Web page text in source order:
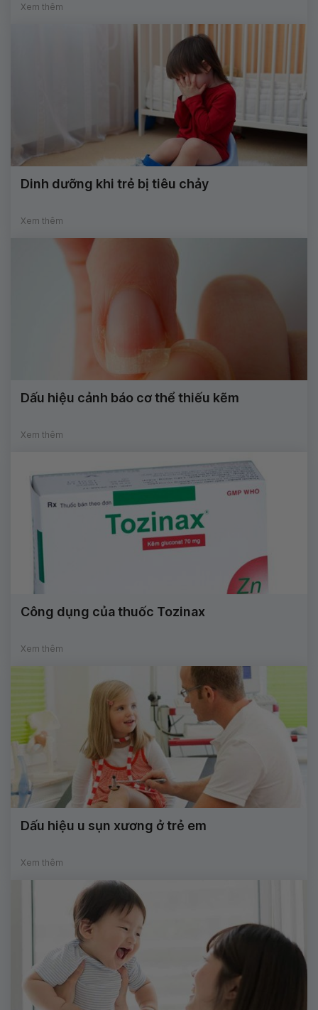
Xem thêm
Dinh dưỡng khi trẻ bị tiêu chảy
Xem thêm
Dấu hiệu cảnh báo cơ thể thiếu kẽm
Xem thêm
Công dụng của thuốc Tozinax
Xem thêm
Dấu hiệu u sụn xương ở trẻ em
Xem thêm